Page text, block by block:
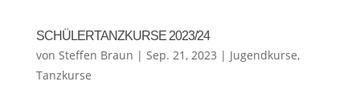
SCHÜLERTANZKURSE 2023/24
von Steffen Braun | Sep. 21, 2023 | Jugendkurse,
Tanzkurse